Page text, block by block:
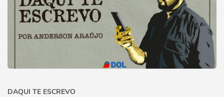
DAQUI TE ESCREVO